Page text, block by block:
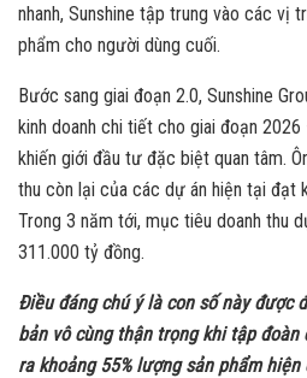
nhanh, Sunshine tập trung vào các vị
phẩm cho người dùng cuối.
Bước sang giai đoạn 2.0, Sunshine
kinh doanh chi tiết cho giai đoạn
khiến giới đầu tư đặc biệt quan tâm.
thu còn lại của các dự án hiện tại đạt
Trong 3 năm tới, mục tiêu doanh thu
311.000 tỷ đồng.
Điều đáng chú ý là con số này được
bản vô cùng thận trọng khi tập
ra khoảng 55% lượng sản phẩm hiện